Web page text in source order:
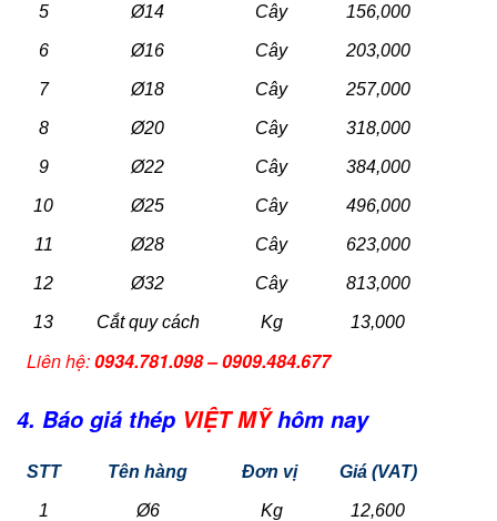
5 Ø14 Cây 156,000
6 Ø16 Cây 203,000
7 Ø18 Cây 257,000
8 Ø20 Cây 318,000
9 Ø22 Cây 384,000
10 Ø25 Cây 496,000
11 Ø28 Cây 623,000
12 Ø32 Cây 813,000
13 Cắt quy cách Kg 13,000
Liên hệ:0934.781.098 – 0909.484.677
4. Báo giá thép VIỆT MỸ hôm nay
STT Tên hàng Đơn vị Giá (VAT)
1 Ø6 Kg 12,600